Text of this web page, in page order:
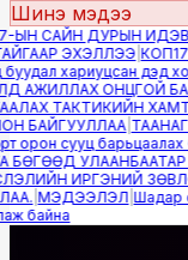
Шинэ мэдээ
САЙН ДУРЫН
ЭХЭЛЛЭЭ|КОП17:
хариуцсан дэд
АЖИЛЛАХ ОНЦГОЙ
ТАКТИКИЙН
БАЙГУУЛЛАА|
орон сууц барьцаалах
УЛААНБААТАР
ИРГЭНИЙ
|МЭДЭЭЛЭЛ|Шадар
байна